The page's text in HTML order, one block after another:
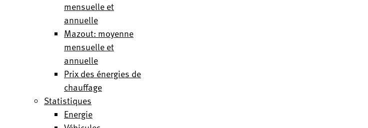
mensuelle et
annuelle
Mazout: moyenne
mensuelle et
annuelle
Prix des énergies de
chauffage
Statistiques
Energie